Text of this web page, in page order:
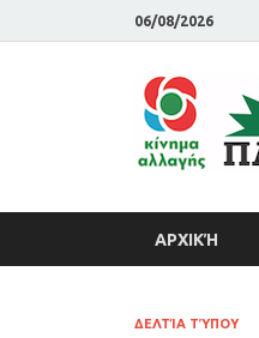
06/08/2026
ΑΡΧΙΚΉ
ΔΕΛΤΊΑ ΤΎΠΟΥ